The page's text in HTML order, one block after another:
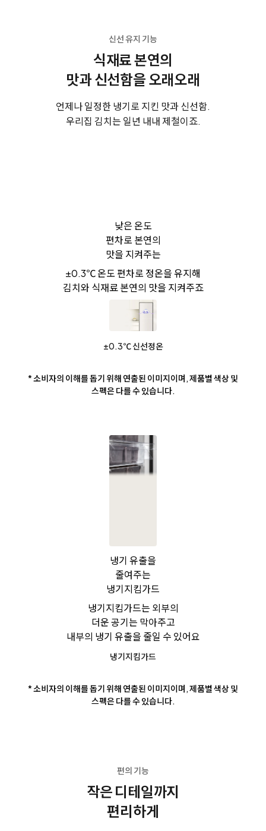
신선 유지 기능
식재료 본연의
맛과 신선함을 오래오래
언제나 일정한 냉기로 지킨 맛과 신선함.
우리집 김치는 일년 내내 제철이죠.
낮은 온도
편차로 본연의
맛을 지켜주는
±0.3℃ 온도 편차로 정온을 유지해
김치와 식재료 본연의 맛을 지켜주죠
±0.3℃ 신선정온
* 소비자의 이해를 돕기 위해 연출된 이미지이며, 제품별 색상 및
스펙은 다를 수 있습니다.
냉기 유출을
줄여주는
냉기지킴가드
냉기지킴가드는 외부의
더운 공기는 막아주고
내부의 냉기 유출을 줄일 수 있어요
냉기지킴가드
* 소비자의 이해를 돕기 위해 연출된 이미지이며, 제품별 색상 및
스펙은 다를 수 있습니다.
편의 기능
작은 디테일까지
편리하게